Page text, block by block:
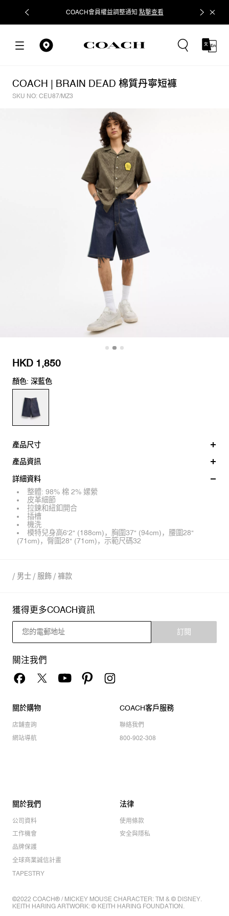
COACH會員權益調整通知 點擊查看 立即追蹤
COACH | BRAIN DEAD 棉質丹寧短褲
SKU NO: CEU87/MZ3
HKD 1,850
顏色: 深藍色
產品尺寸
產品資訊
詳細資料
整體: 98% 棉 2% 嫘縈
皮革細節
拉鍊和紐釦開合
插槽
機洗
模特兒身高6'2" (188cm)，胸圍37" (94cm)，腰圍28"
(71cm)，臀圍28" (71cm)，示範尺碼32
/ 男士 / 服飾 / 褲款
獲得更多COACH資訊
訂閱
關注我們
關於購物
店舖查詢
網站導航
COACH客戶服務
聯絡我們
800-902-308
關於我們
公司資料
工作機會
品牌保護
全球商業誠信計畫
TAPESTRY
法律
使用條款
安全與隱私
©2022 COACH® / MICKEY MOUSE CHARACTER: TM & © DISNEY.
KEITH HARING ARTWORK: © KEITH HARING FOUNDATION.